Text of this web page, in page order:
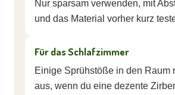
Nur sparsam verwenden, mit
und das Material vorher kurz
Für das Schlafzimmer
Einige Sprühstöße in den Raum
aus, wenn du eine dezente